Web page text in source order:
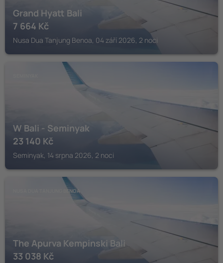
Grand Hyatt Bali
7 664 Kč
Nusa Dua Tanjung Benoa, 04 září 2026, 2 noci
W Bali - Seminyak
23 140 Kč
Seminyak, 14 srpna 2026, 2 noci
NUSA DUA TANJUNG BENOA
The Apurva Kempinski Bali
33 038 Kč